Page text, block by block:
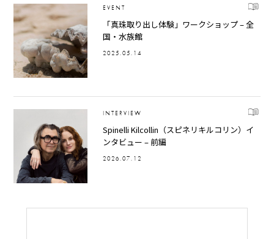
EVENT
「真珠取り出し体験」ワークショップ – 全
国・水族館
2025.05.14
INTERVIEW
Spinelli Kilcollin（スピネリキルコリン）イ
ンタビュー – 前編
2026.07.12